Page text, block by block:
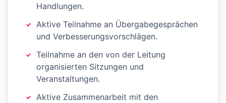
Handlungen.
Aktive Teilnahme an Übergabegesprächen
und Verbesserungsvorschlägen.
Teilnahme an den von der Leitung
organisierten Sitzungen und
Veranstaltungen.
Aktive Zusammenarbeit mit den